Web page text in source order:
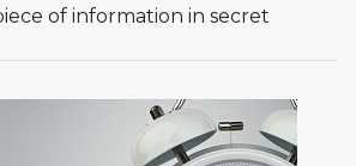
of information in secret